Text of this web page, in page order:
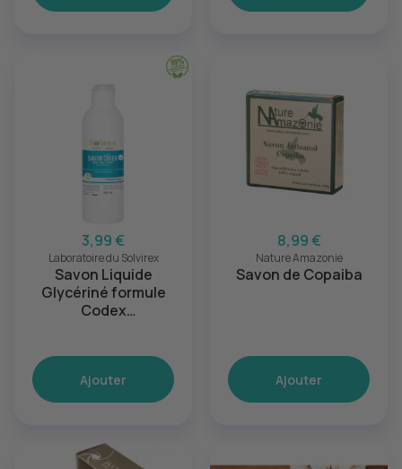
3,99 €
Laboratoire du Solvirex
Savon Liquide
Glycériné formule
Codex
Ajouter
8,99 €
Nature Amazonie
Savon de Copaiba
Ajouter